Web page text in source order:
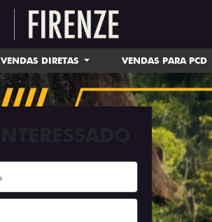
VENDAS DIRETAS VENDAS PARA PCD